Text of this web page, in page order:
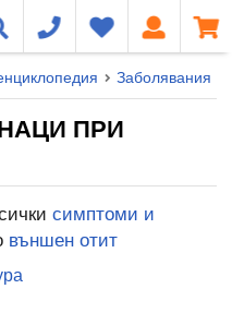
Заболявания
ПРИ
симптоми и
външен отит